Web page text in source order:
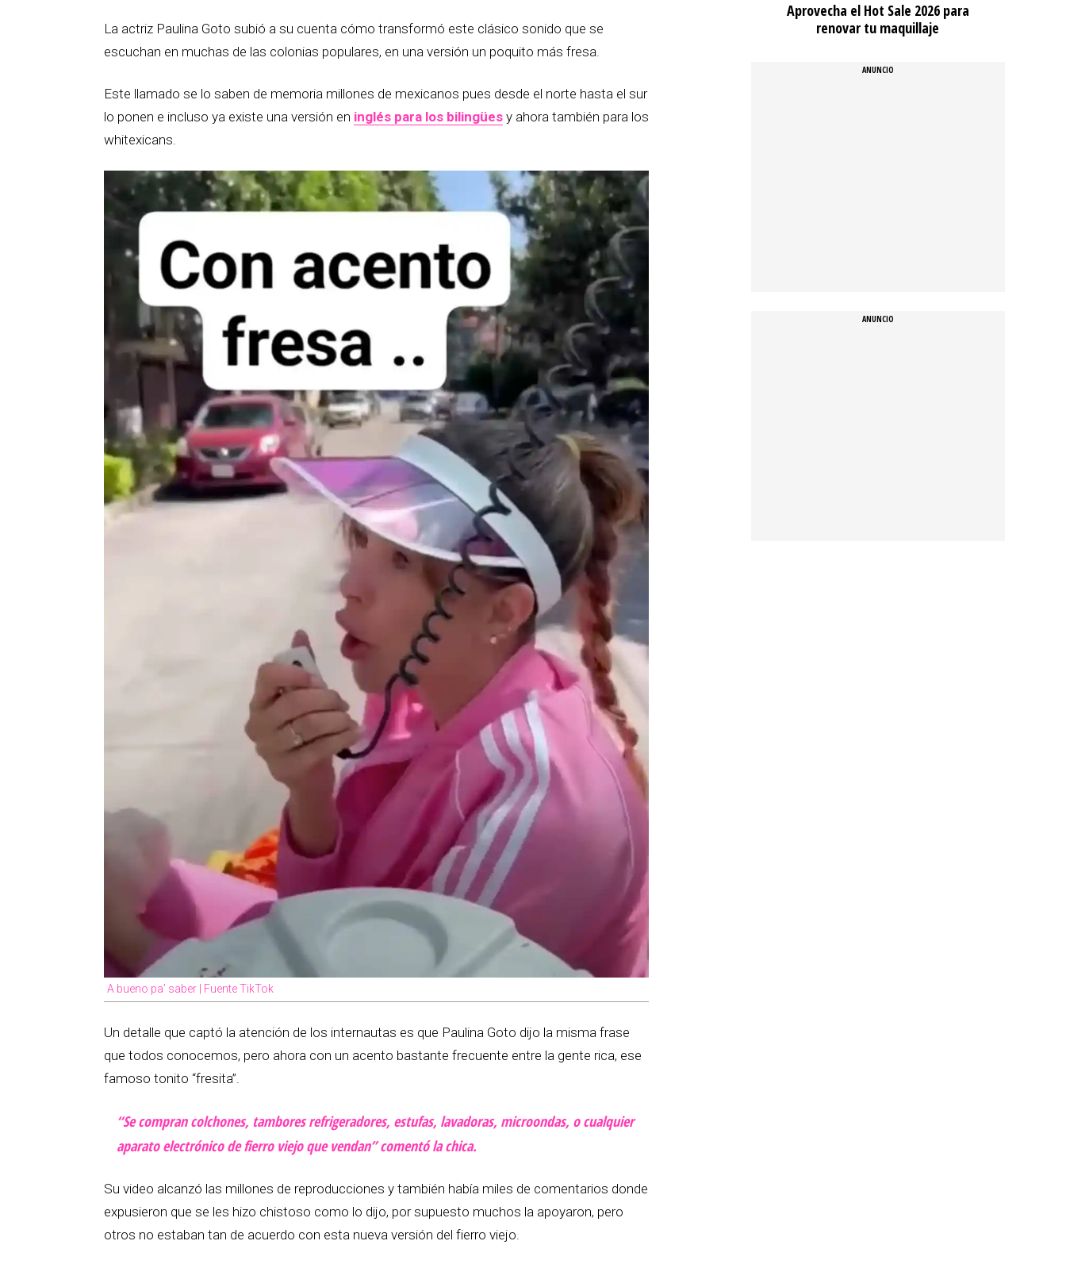
La actriz Paulina Goto subió a su cuenta cómo transformó este clásico sonido que se
escuchan en muchas de las colonias populares, en una versión un poquito más fresa.
Este llamado se lo saben de memoria millones de mexicanos pues desde el norte hasta el sur
lo ponen e incluso ya existe una versión en inglés para los bilingües y ahora también para los
whitexicans.
A bueno pa’ saber | Fuente TikTok
Un detalle que captó la atención de los internautas es que Paulina Goto dijo la misma frase
que todos conocemos, pero ahora con un acento bastante frecuente entre la gente rica, ese
famoso tonito “fresita”.
“Se compran colchones, tambores refrigeradores, estufas, lavadoras, microondas, o cualquier
aparato electrónico de fierro viejo que vendan” comentó la chica.
Su video alcanzó las millones de reproducciones y también había miles de comentarios donde
expusieron que se les hizo chistoso como lo dijo, por supuesto muchos la apoyaron, pero
otros no estaban tan de acuerdo con esta nueva versión del fierro viejo.
Aprovecha el Hot Sale 2026 para
renovar tu maquillaje